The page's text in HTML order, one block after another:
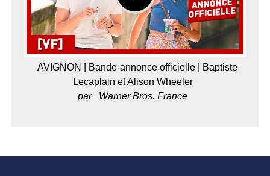
AVIGNON | Bande-annonce officielle | Baptiste
Lecaplain et Alison Wheeler
par
Warner Bros. France